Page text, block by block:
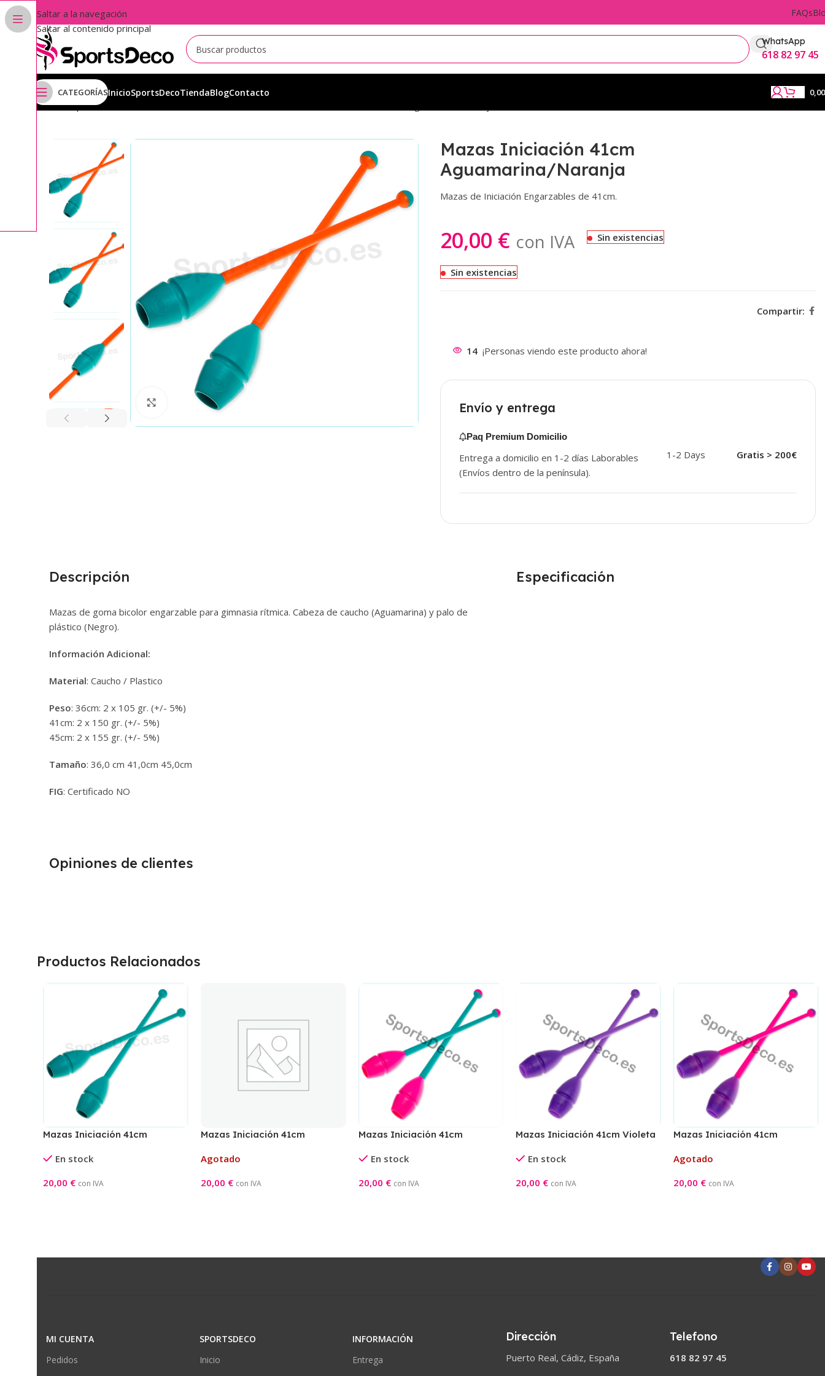
Saltar a la navegación
Saltar al contenido principal
FAQs
WhatsApp
618 82 97 45
CATEGORÍASInicioSportsDecoTiendaBlogContacto
Inicio Aparatos
Haga clic para ampliar
Mazas Iniciación 41cm
Aguamarina/Naranja
Mazas de Iniciación Engarzables de 41cm.
20,00 € con IVA Sin existencias
Sin existencias
Compartir:
14 ¡Personas viendo este producto ahora!
Envío y entrega
Paq Premium Domicilio
Entrega a domicilio en 1-2 días Laborables
(Envíos dentro de la península).
1-2 Days Gratis > 200€
Descripción
Mazas de goma bicolor engarzable para gimnasia rítmica. Cabeza de caucho (Aguamarina) y palo de
plástico (Negro).
Información Adicional:
Material: Caucho / Plastico
Peso: 36cm: 2 x 105 gr. (+/- 5%)
41cm: 2 x 150 gr. (+/- 5%)
45cm: 2 x 155 gr. (+/- 5%)
Tamaño: 36,0 cm 41,0cm 45,0cm
FIG: Certificado NO
Especificación
Opiniones de clientes
Productos Relacionados
Mazas Iniciación 41cm
En stock
20,00 € con IVA
Mazas Iniciación 41cm
Agotado
20,00 € con IVA
Mazas Iniciación 41cm
En stock
20,00 € con IVA
Mazas Iniciación 41cm Violeta
En stock
20,00 € con IVA
Mazas Iniciación 41cm
Agotado
20,00 € con IVA
MI CUENTA
Pedidos
SPORTSDECO
Inicio
INFORMACIÓN
Entrega
Dirección
Puerto Real, Cádiz, España
Telefono
618 82 97 45